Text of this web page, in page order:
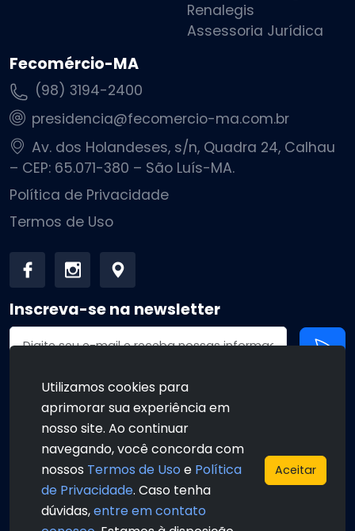
Renalegis
Assessoria Jurídica
Fecomércio-MA
(98) 3194-2400
presidencia@fecomercio-ma.com.br
Av. dos Holandeses, s/n, Quadra 24, Calhau
– CEP: 65.071-380 – São Luís-MA.
Política de Privacidade
Termos de Uso
Inscreva-se na newsletter
Endereço de email
•
• •
Utilizamos cookies para
aprimorar sua experiência em
nosso site. Ao continuar
navegando, você concorda com
nossos Termos de Uso e Política
de Privacidade. Caso tenha
dúvidas,entre em contato
Aceitar